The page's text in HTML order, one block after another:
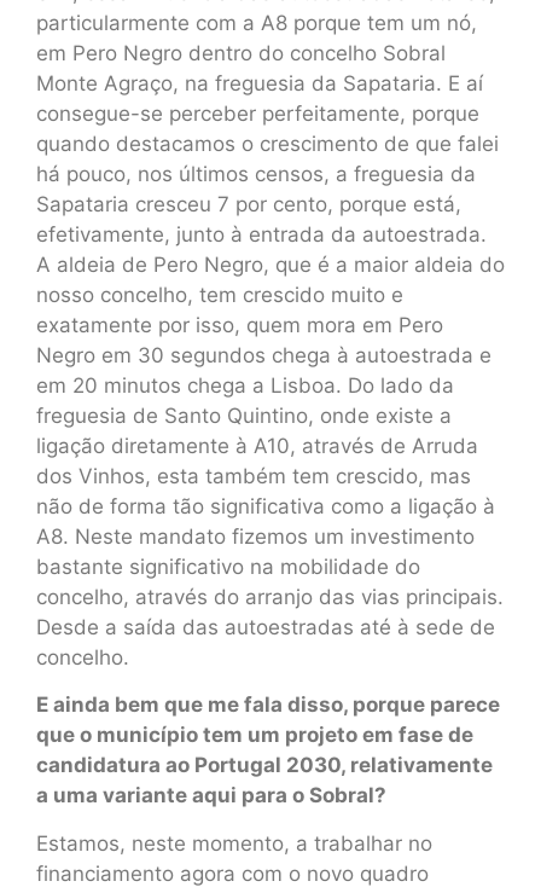
particularmente com a A8 porque tem um nó,
em Pero Negro dentro do concelho Sobral
Monte Agraço, na freguesia da Sapataria. E aí
consegue-se perceber perfeitamente, porque
quando destacamos o crescimento de que falei
há pouco, nos últimos censos, a freguesia da
Sapataria cresceu 7 por cento, porque está,
efetivamente, junto à entrada da autoestrada.
A aldeia de Pero Negro, que é a maior aldeia do
nosso concelho, tem crescido muito e
exatamente por isso, quem mora em Pero
Negro em 30 segundos chega à autoestrada e
em 20 minutos chega a Lisboa. Do lado da
freguesia de Santo Quintino, onde existe a
ligação diretamente à A10, através de Arruda
dos Vinhos, esta também tem crescido, mas
não de forma tão significativa como a ligação à
A8. Neste mandato fizemos um investimento
bastante significativo na mobilidade do
concelho, através do arranjo das vias principais.
Desde a saída das autoestradas até à sede de
concelho.
E ainda bem que me fala disso, porque parece
que o município tem um projeto em fase de
candidatura ao Portugal 2030, relativamente
a uma variante aqui para o Sobral?
Estamos, neste momento, a trabalhar no
financiamento agora com o novo quadro